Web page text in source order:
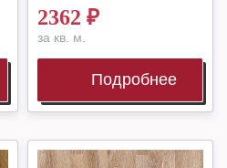
2362 ₽
за кв. м.
Подробнее